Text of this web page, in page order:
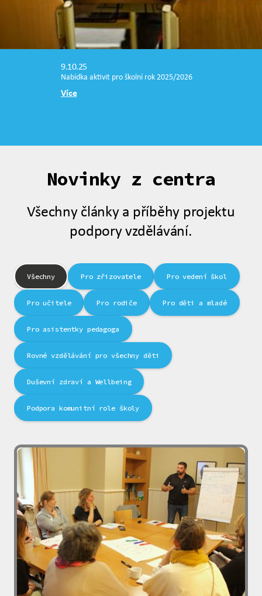
9.10.25
Nabídka aktivit pro školní rok 2025/2026
Více
Novinky z centra
Všechny články a příběhy projektu
podpory vzdělávání.
Všechny Pro zřizovatele Pro vedení škol
Pro učitele Pro rodiče Pro děti a mladé
Pro asistentky pedagoga
Rovné vzdělávání pro všechny děti
Duševní zdraví a Wellbeing
Podpora komunitní role školy